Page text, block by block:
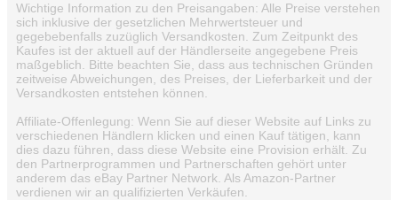
Wichtige Information zu den Preisangaben: Alle Preise verstehen
sich inklusive der gesetzlichen Mehrwertsteuer und
gegebebenfalls zuzüglich Versandkosten. Zum Zeitpunkt des
Kaufes ist der aktuell auf der Händlerseite angegebene Preis
maßgeblich. Bitte beachten Sie, dass aus technischen Gründen
zeitweise Abweichungen, des Preises, der Lieferbarkeit und der
Versandkosten entstehen können.
Affiliate-Offenlegung: Wenn Sie auf dieser Website auf Links zu
verschiedenen Händlern klicken und einen Kauf tätigen, kann
dies dazu führen, dass diese Website eine Provision erhält. Zu
den Partnerprogrammen und Partnerschaften gehört unter
anderem das eBay Partner Network. Als Amazon-Partner
verdienen wir an qualifizierten Verkäufen.